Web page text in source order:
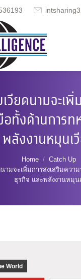
วียดนามจะเพิ่
ทั้งด้านการท
พลังงานหมุนเ
Home
Catch Up
นามจะเพิ่มการส่งเสริมคว
ธุรกิจ และพลังงานหมุน
World